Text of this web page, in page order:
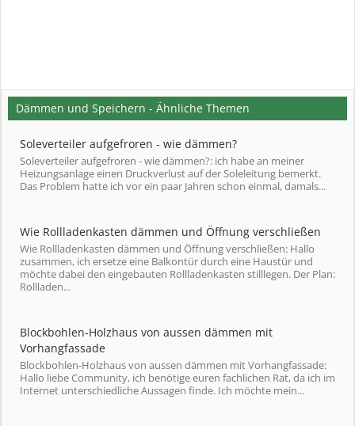
Dämmen und Speichern - Ähnliche Themen
Soleverteiler aufgefroren - wie dämmen?
Soleverteiler aufgefroren - wie dämmen?: ich habe an meiner
Heizungsanlage einen Druckverlust auf der Soleleitung bemerkt.
Das Problem hatte ich vor ein paar Jahren schon einmal, damals...
Wie Rollladenkasten dämmen und Öffnung verschließen
Wie Rollladenkasten dämmen und Öffnung verschließen: Hallo
zusammen, ich ersetze eine Balkontür durch eine Haustür und
möchte dabei den eingebauten Rollladenkasten stilllegen. Der Plan:
Rollladen...
Blockbohlen-Holzhaus von aussen dämmen mit
Vorhangfassade
Blockbohlen-Holzhaus von aussen dämmen mit Vorhangfassade:
Hallo liebe Community, ich benötige euren fachlichen Rat, da ich im
Internet unterschiedliche Aussagen finde. Ich möchte mein...